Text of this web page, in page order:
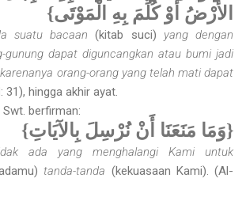
الأرْضُ أَوْ كُلِّمَ بِهِ الْمَوْتَى}
suatu bacaan(kitab suci) yang dengan
gunung dapat diguncangkan atau bumi jadi
orang-orang yang telah mati dapat
31), hingga akhir ayat.
berfirman:
{وَمَا مَنَعَنَا أَنْ نُرْسِلَ بِالآيَاتِ}
ada yang menghalangi Kami untuk
tanda-tanda (kekuasaan Kami). (Al-